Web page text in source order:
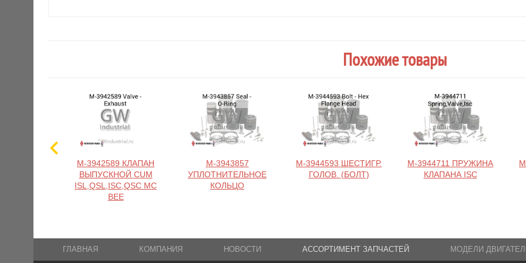
Похожие товары
M-3942589 КЛАПАН
ВЫПУСКНОЙ CUM
ISL,QSL,ISC,QSC MC
BEE
M-3943857
УПЛОТНИТЕЛЬНОЕ
КОЛЬЦО
M-3944593 ШЕСТИГР.
ГОЛОВ. (БОЛТ)
M-3944711 ПРУЖИНА
КЛАПАНА ISC
ГЛАВНАЯ КОМПАНИЯ НОВОСТИ АССОРТИМЕНТ ЗАПЧАСТЕЙ МОДЕЛИ